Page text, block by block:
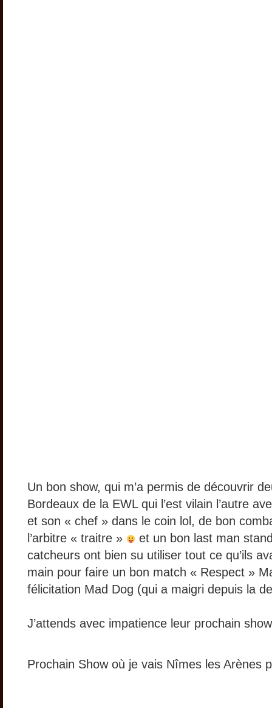
Un bon show, qui m’a permis de découvrir
Bordeaux de la EWL qui l’est vilain l’autre
et son « chef » dans le coin lol, de bon
l’arbitre « traitre »
et un bon last man
catcheurs ont bien su utiliser tout ce qu’ils
main pour faire un bon match « Respect »
félicitation Mad Dog (qui a maigri depuis la
J’attends avec impatience leur prochain
Prochain Show où je vais Nîmes les Arènes